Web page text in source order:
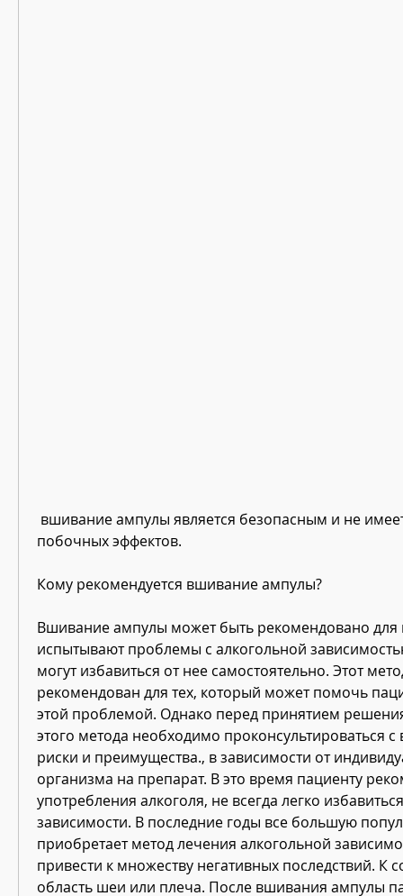
побочных эффектов.
Кому рекомендуется вшивание ампулы?
Вшивание ампулы может быть рекомендовано для
испытывают проблемы с алкогольной
могут избавиться от нее самостоятельно. Этот
рекомендован для тех, который может помочь
этой проблемой. Однако перед принятием
этого метода необходимо проконсультироваться
риски и преимущества., в зависимости от
организма на препарат. В это время пациенту
употребления алкоголя, не всегда легко
зависимости. В последние годы все большую
приобретает метод лечения алкогольной
привести к множеству негативных последствий.
область шеи или плеча. После вшивания ампулы